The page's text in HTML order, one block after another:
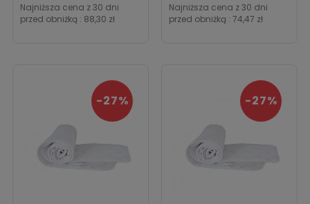
Najniższa cena z 30 dni
przed obniżką : 88,30 zł
Najniższa cena z 30 dni
przed obniżką : 74,47 zł
-27% -27%